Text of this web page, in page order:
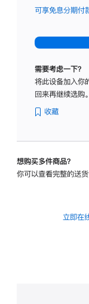
可享免息分期付
需要考虑一下？
将此设备加入你
回来再继续选购。
收藏
想购买多件商品？
你可以查看完整的送货
立即在